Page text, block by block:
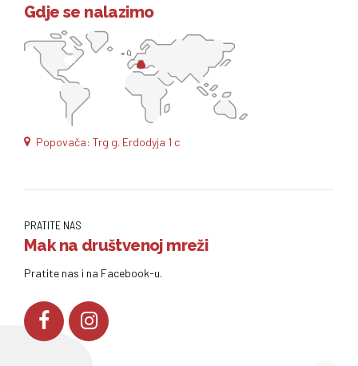
Gdje se nalazimo
Popovača: Trg g. Erdodyja 1 c
PRATITE NAS
Mak na društvenoj mreži
Pratite nas i na Facebook-u.